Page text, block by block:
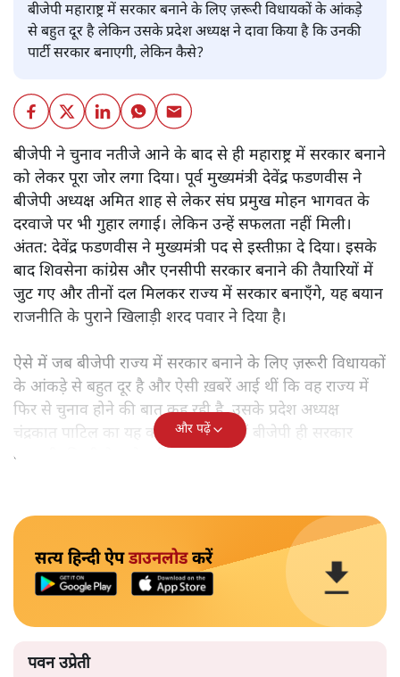
बीजेपी महाराष्ट्र में सरकार बनाने के लिए ज़रूरी विधायकों के आंकड़े
से बहुत दूर है लेकिन उसके प्रदेश अध्यक्ष ने दावा किया है कि उनकी
पार्टी सरकार बनाएगी, लेकिन कैसे?
बीजेपी ने चुनाव नतीजे आने के बाद से ही महाराष्ट्र में सरकार बनाने
को लेकर पूरा जोर लगा दिया। पूर्व मुख्यमंत्री देवेंद्र फडणवीस ने
बीजेपी अध्यक्ष अमित शाह से लेकर संघ प्रमुख मोहन भागवत के
दरवाजे पर भी गुहार लगाई। लेकिन उन्हें सफलता नहीं मिली।
अंतत: देवेंद्र फडणवीस ने मुख्यमंत्री पद से इस्तीफ़ा दे दिया। इसके
बाद शिवसेना कांग्रेस और एनसीपी सरकार बनाने की तैयारियों में
जुट गए और तीनों दल मिलकर राज्य में सरकार बनाएँगे, यह बयान
राजनीति के पुराने खिलाड़ी शरद पवार ने दिया है।
ऐसे में जब बीजेपी राज्य में सरकार बनाने के लिए ज़रूरी विधायकों
के आंकड़े से बहुत दूर है और ऐसी ख़बरें आई थीं कि वह राज्य में
फिर से चुनाव होने की बात कह रही है, उसके प्रदेश अध्यक्ष
चंद्रकात पाटिल का यह कहना कि राज्य में बीजेपी ही सरकार
बनाएगी, किसी के गले नहीं उतर रहा है।
और पढ़ें
सत्य हिन्दी ऐपडाउनलोडकरें
पवन उप्रेती